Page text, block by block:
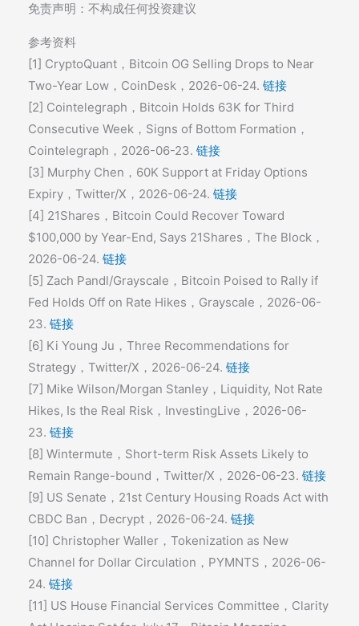
免责声明：不构成任何投资建议
参考资料
[1] CryptoQuant，Bitcoin OG Selling Drops to Near
Two-Year Low，CoinDesk，2026-06-24. 链接
[2] Cointelegraph，Bitcoin Holds 63K for Third
Consecutive Week，Signs of Bottom Formation，
Cointelegraph，2026-06-23. 链接
[3] Murphy Chen，60K Support at Friday Options
Expiry，Twitter/X，2026-06-24. 链接
[4] 21Shares，Bitcoin Could Recover Toward
$100,000 by Year-End, Says 21Shares，The Block，
2026-06-24. 链接
[5] Zach Pandl/Grayscale，Bitcoin Poised to Rally if
Fed Holds Off on Rate Hikes，Grayscale，2026-06-
23. 链接
[6] Ki Young Ju，Three Recommendations for
Strategy，Twitter/X，2026-06-24. 链接
[7] Mike Wilson/Morgan Stanley，Liquidity, Not Rate
Hikes, Is the Real Risk，InvestingLive，2026-06-
23. 链接
[8] Wintermute，Short-term Risk Assets Likely to
Remain Range-bound，Twitter/X，2026-06-23. 链接
[9] US Senate，21st Century Housing Roads Act with
CBDC Ban，Decrypt，2026-06-24. 链接
[10] Christopher Waller，Tokenization as New
Channel for Dollar Circulation，PYMNTS，2026-06-
24. 链接
[11] US House Financial Services Committee，Clarity